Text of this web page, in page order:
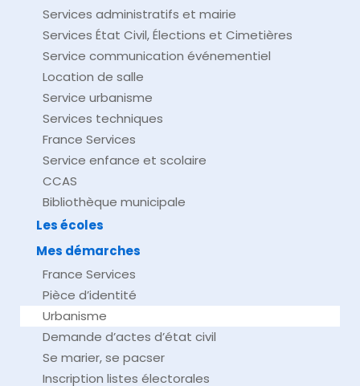
Services administratifs et mairie
Services État Civil, Élections et Cimetières
Service communication événementiel
Location de salle
Service urbanisme
Services techniques
France Services
Service enfance et scolaire
CCAS
Bibliothèque municipale
Les écoles
Mes démarches
France Services
Pièce d’identité
Urbanisme
Demande d’actes d’état civil
Se marier, se pacser
Inscription listes électorales